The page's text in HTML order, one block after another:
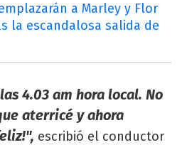
a Marley y Flor
la escandalosa salida de
4.03 am hora local. No
aterricé y ahora
escribió el conductor